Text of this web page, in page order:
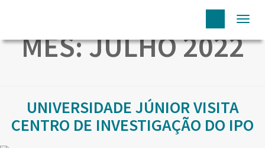
MÊS:JULHO 2022
UNIVERSIDADE JÚNIOR VISITA
CENTRO DE INVESTIGAÇÃO DO IPO